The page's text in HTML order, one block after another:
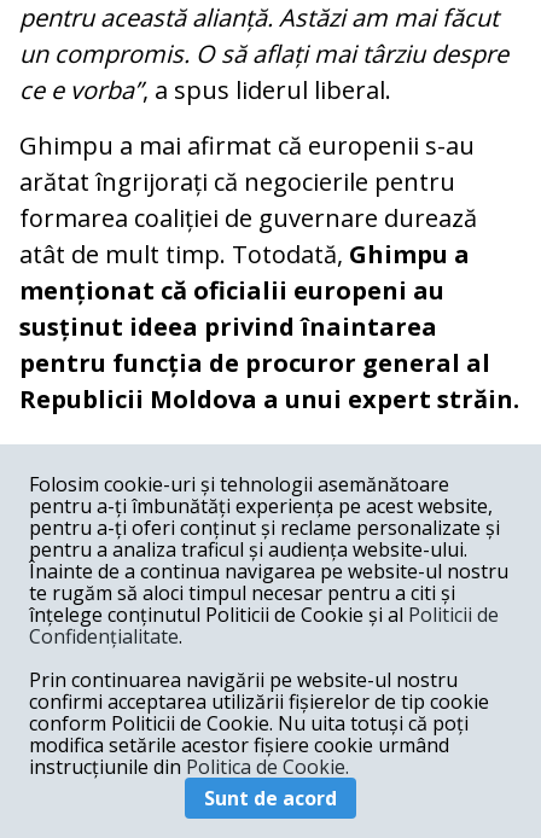
pentru această alianță. Astăzi am mai făcut
un compromis. O să aflați mai târziu despre
ce e vorba”, a spus liderul liberal.
Ghimpu a mai afirmat că europenii s-au
arătat îngrijorați că negocierile pentru
formarea coaliției de guvernare durează
atât de mult timp. Totodată, Ghimpu a
menționat că oficialii europeni au
susținut ideea privind înaintarea
pentru funcția de procuror general al
Republicii Moldova a unui expert străin.
COMENTARII
Nume
Email
Postează comentariu
Folosim cookie-uri și tehnologii asemănătoare
pentru a-ți îmbunătăți experiența pe acest website,
pentru a-ți oferi conținut și reclame personalizate și
pentru a analiza traficul și audiența website-ului.
Înainte de a continua navigarea pe website-ul nostru
te rugăm să aloci timpul necesar pentru a citi și
înțelege conținutul Politicii de Cookie și al Politicii de
Confidențialitate.
Prin continuarea navigării pe website-ul nostru
confirmi acceptarea utilizării fișierelor de tip cookie
conform Politicii de Cookie. Nu uita totuși că poți
modifica setările acestor fișiere cookie urmând
instrucțiunile din Politica de Cookie.
Sunt de acord